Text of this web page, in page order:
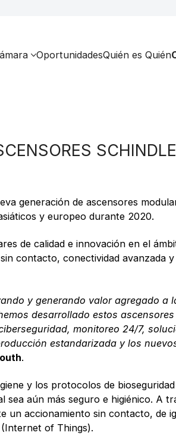
OportunidadesQuién es Quién
generación de ascensores
y europeo durante 2020.
de calidad e innovación en el
contacto, conectividad avanzada
y generando valor agregado
desarrollado estos
monitoreo 24/7,
estandarizada y los
.
y los protocolos de
aún más seguro e higiénico. A
un accionamiento sin contacto, de
of Things).